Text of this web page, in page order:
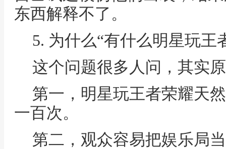
东西解释不了。
5. 为什么“有什么明星玩王
这个问题很多人问，其实
第一，明星玩王者荣耀天
一百次。
第二，观众容易把娱乐局